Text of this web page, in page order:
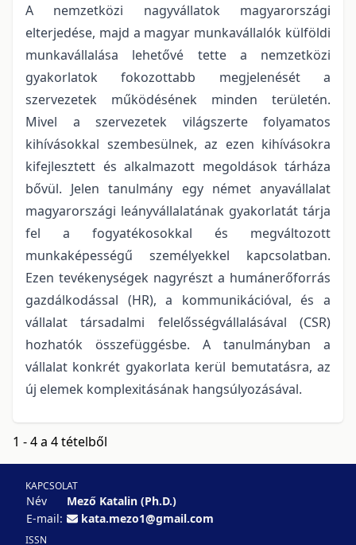
A nemzetközi nagyvállatok magyarországi
elterjedése, majd a magyar munkavállalók külföldi
munkavállalása lehetővé tette a nemzetközi
gyakorlatok fokozottabb megjelenését a
szervezetek működésének minden területén.
Mivel a szervezetek világszerte folyamatos
kihívásokkal szembesülnek, az ezen kihívásokra
kifejlesztett és alkalmazott megoldások tárháza
bővül. Jelen tanulmány egy német anyavállalat
magyarországi leányvállalatának gyakorlatát tárja
fel a fogyatékosokkal és megváltozott
munkaképességű személyekkel kapcsolatban.
Ezen tevékenységek nagyrészt a humánerőforrás
gazdálkodással (HR), a kommunikációval, és a
vállalat társadalmi felelősségvállalásával (CSR)
hozhatók összefüggésbe. A tanulmányban a
vállalat konkrét gyakorlata kerül bemutatásra, az
új elemek komplexitásának hangsúlyozásával.
1 - 4 a 4 tételből
KAPCSOLAT
Név
Mező Katalin (Ph.D.)
E-mail:
kata.mezo1@gmail.com
ISSN